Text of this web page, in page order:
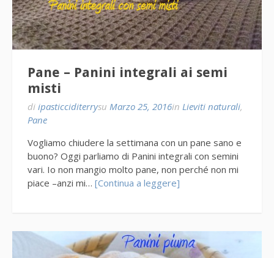
Pane – Panini integrali ai semi
misti
di ipasticciditerrysu Marzo 25, 2016in Lieviti naturali,
Pane
Vogliamo chiudere la settimana con un pane sano e
buono? Oggi parliamo di Panini integrali con semini
vari. Io non mangio molto pane, non perché non mi
piace –anzi mi… [Continua a leggere]